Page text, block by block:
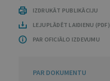
IZDRUKĀT PUBLIKĀCIJU
LEJUPLĀDĒT LAIDIENU (PDF)
PAR OFICIĀLO IZDEVUMU
PAR DOKUMENTU